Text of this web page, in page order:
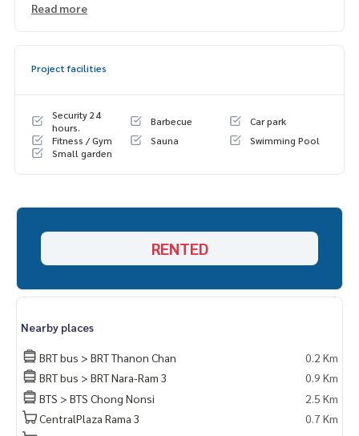
Read more
Project facilities
Security 24
hours.
Barbecue
Car park
Fitness / Gym
Sauna
Swimming Pool
Small garden
RENTED
Nearby places
BRT bus > BRT Thanon Chan
0.2 Km
BRT bus > BRT Nara-Ram 3
0.9 Km
BTS > BTS Chong Nonsi
2.5 Km
CentralPlaza Rama 3
0.7 Km